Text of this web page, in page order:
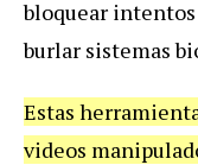
bloquear intentos
burlar sistemas
Estas
videos